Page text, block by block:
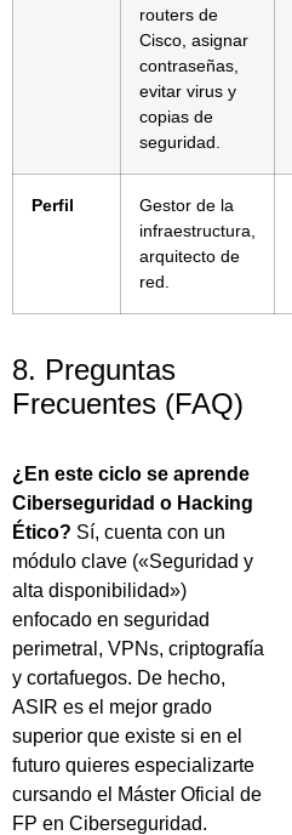
routers de
Cisco, asignar
contraseñas,
evitar virus y
copias de
seguridad.
Perfil
Gestor de la
infraestructura,
arquitecto de
red.
8. Preguntas
Frecuentes (FAQ)
¿En este ciclo se aprende
Ciberseguridad o Hacking
Ético? Sí, cuenta con un
módulo clave («Seguridad y
alta disponibilidad»)
enfocado en seguridad
perimetral, VPNs, criptografía
y cortafuegos. De hecho,
ASIR es el mejor grado
superior que existe si en el
futuro quieres especializarte
cursando el Máster Oficial de
FP en Ciberseguridad.